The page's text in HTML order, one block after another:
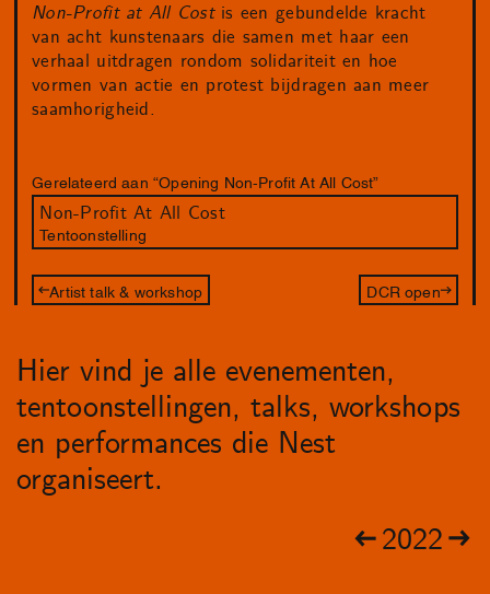
Non-Profit at All Costis een gebundelde kracht
van acht kunstenaars die samen met haar een
verhaal uitdragen rondom solidariteit en hoe
vormen van actie en protest bijdragen aan meer
saamhorigheid.
Gerelateerd aan “Opening Non-Profit At All Cost”
Non-Profit At All Cost
Tentoonstelling
Artist talk & workshop DCR open
Hier vind je alle evenementen,
tentoonstellingen, talks, workshops
en performances die Nest
organiseert.
2022